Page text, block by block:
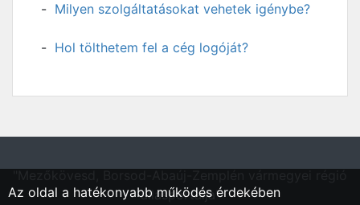
Milyen szolgáltatásokat vehetek igénybe?
Hol tölthetem fel a cég logóját?
állásportálja"
Az oldal a hatékonyabb működés érdekében